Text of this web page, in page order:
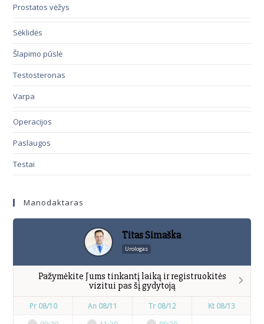
Prostatos vėžys
Sėklidės
Šlapimo pūslė
Testosteronas
Varpa
Operacijos
Paslaugos
Testai
Manodaktaras
Titas Simaška
Urologas
Pažymėkite Jums tinkantį laiką ir registruokitės
vizitui pas šį gydytoją
Pr 08/10
An 08/11
Tr 08/12
Kt 08/13